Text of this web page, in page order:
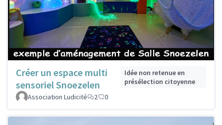
Créer un espace multi
sensoriel Snoezelen
Idée non retenue en
présélection citoyenne
Association Ludicité
2 0